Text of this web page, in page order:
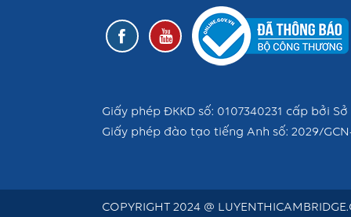
Giấy phép ĐKKD số: 0107340231 cấp bởi
Giấy phép đào tạo tiếng Anh số: 2029/
COPYRIGHT 2024 @